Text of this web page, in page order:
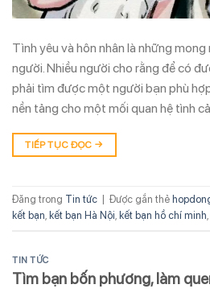
Tình yêu và hôn nhân là những
người. Nhiều người cho rằng để có
phải tìm được một người bạn phù
nền tảng cho một mối quan hệ tình
TIẾP TỤC ĐỌC →
Đăng trong Tin tức Được gắn thẻ
kết bạn, kết bạn Hà Nội, kết bạn hồ chí minh,
TIN TỨC
Tìm bạn bốn phương, làm